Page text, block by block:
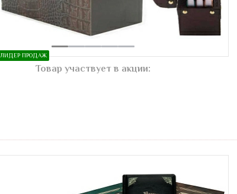
ЛИДЕР ПРОДАЖ
Товар участвует в акции: